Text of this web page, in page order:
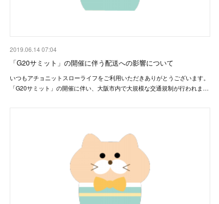
2019.06.14 07:04
「G20サミット」の開催に伴う配送への影響について
いつもアチョニットスローライフをご利用いただきありがとうございます。
「G20サミット」の開催に伴い、大阪市内で大規模な交通規制が行われま…